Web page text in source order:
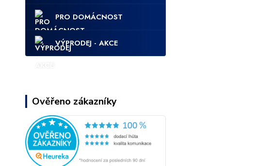
PRO DOMÁCNOST
VÝPRODEJ - AKCE
Ověřeno zákazníky